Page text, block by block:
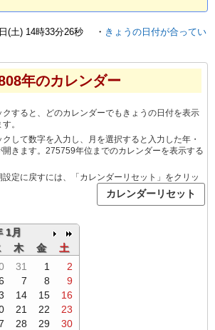
(土) 14時33分26秒 ・ きょうの日付が合ってい
年のカレンダー
クすると、どのカレンダーでもきょうの日付を表示
。
して数字を入力し、月を選択すると入力した年・
開きます。275759年位までのカレンダーを表示する
設定に戻すには、「カレンダーリセット」をクリッ
1月
木 金
土
31 1
2
7 8
9
14 15
16
21 22
23
28 29
30